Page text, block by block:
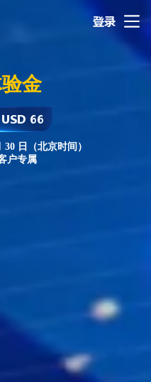
登录
金
66
日（北京时间）
户专属